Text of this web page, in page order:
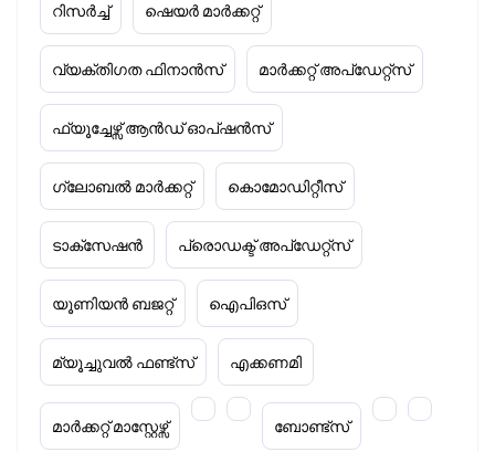
റിസർച്ച് ഷെയർ മാർക്കറ്റ്
വ്യക്തിഗത ഫിനാൻസ് മാർക്കറ്റ് അപ്‌ഡേറ്റ്സ്
ഫ്യൂച്ചേഴ്സ് ആൻഡ് ഓപ്ഷൻസ്
ഗ്ലോബൽ മാർക്കറ്റ് കൊമോഡിറ്റീസ്
ടാക്‌സേഷൻ പ്രൊഡക്ട് അപ്‌ഡേറ്റ്സ്
യൂണിയൻ ബജറ്റ് ഐപിഒസ്
മ്യൂച്ചുവൽ ഫണ്ട്സ് എക്കണമി
മാർക്കറ്റ് മാസ്റ്റേഴ്സ് ബോണ്ട്സ്